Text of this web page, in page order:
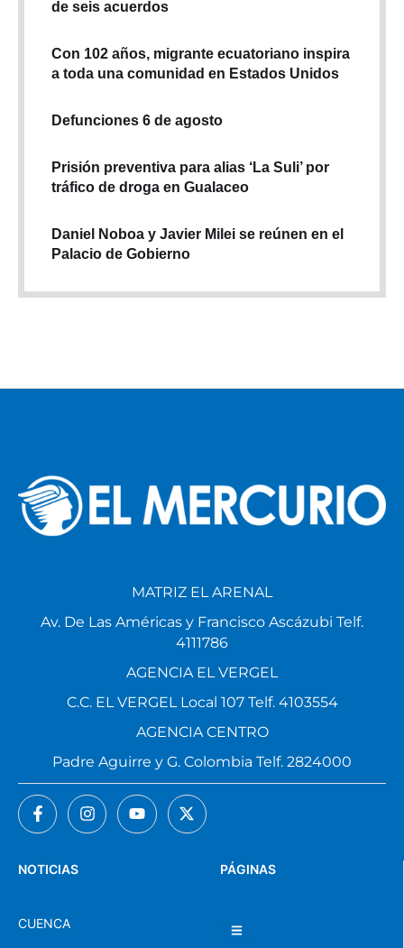
de seis acuerdos
Con 102 años, migrante ecuatoriano inspira
a toda una comunidad en Estados Unidos
Defunciones 6 de agosto
Prisión preventiva para alias ‘La Suli’ por
tráfico de droga en Gualaceo
Daniel Noboa y Javier Milei se reúnen en el
Palacio de Gobierno
PÁGINAS
NOTICIAS
CUENCA
MATRIZ EL ARENAL
Av. De Las Américas y Francisco Ascázubi Telf.
4111786
AGENCIA EL VERGEL
C.C. EL VERGEL Local 107 Telf. 4103554
AGENCIA CENTRO
Padre Aguirre y G. Colombia Telf. 2824000